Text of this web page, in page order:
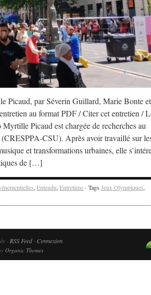
Picaud, par Séverin Guillard, Marie Bonte et
au format PDF / Citer cet entretien /
Picaud est chargée de recherches au
CSU). Après avoir travaillé sur
et transformations urbaines, elle
de […]
, Entendu, Entretiens · Tags Jeux Olympiques,
· RSS Feed· Connexion
Organic Themes